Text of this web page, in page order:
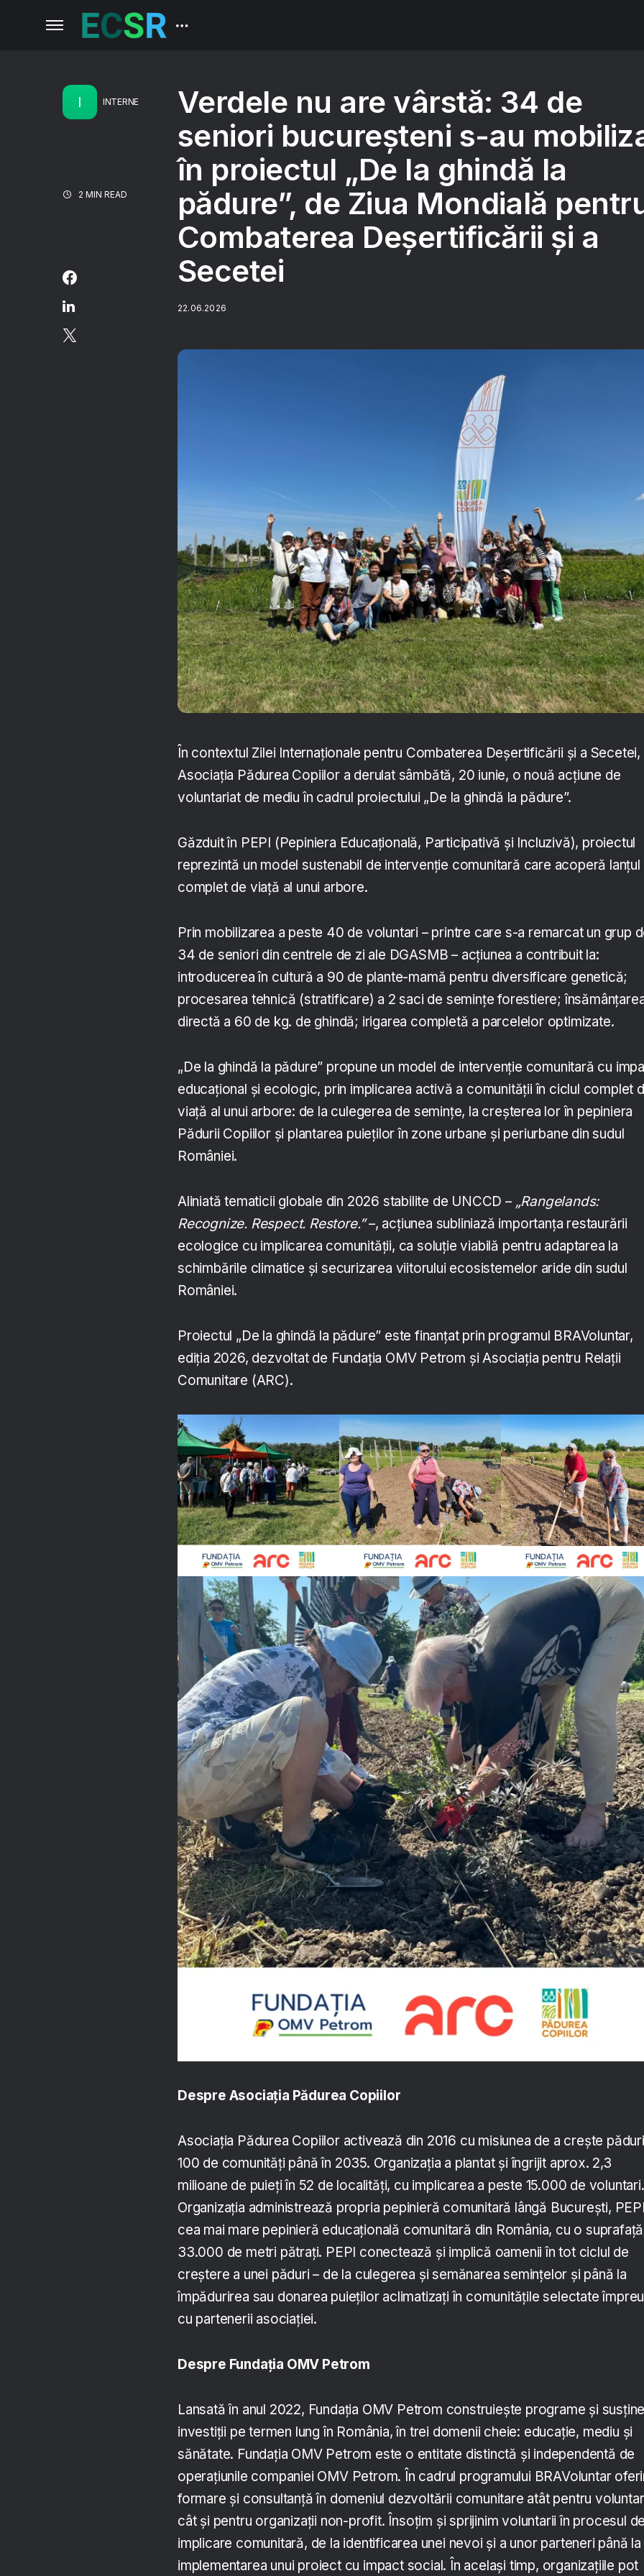
I INTERNE
2 MIN READ
Verdele nu are vârstă: 34 de
seniori bucureșteni s-au
în proiectul „De la ghindă la
pădure”, de Ziua Mondială
Combaterea Deșertificării și a
Secetei
22.06.2026
În contextul Zilei Internaționale pentru Combaterea Deșertificării și a Secetei,
Asociația Pădurea Copiilor a derulat sâmbătă, 20 iunie, o nouă acțiune de
voluntariat de mediu în cadrul proiectului „De la ghindă la pădure”.
Găzduit în PEPI (Pepiniera Educațională, Participativă și Incluzivă), proiectul
reprezintă un model sustenabil de intervenție comunitară care acoperă lanțul
complet de viață al unui arbore.
Prin mobilizarea a peste 40 de voluntari – printre care s-a remarcat un grup
34 de seniori din centrele de zi ale DGASMB – acțiunea a contribuit la:
introducerea în cultură a 90 de plante-mamă pentru diversificare genetică;
procesarea tehnică (stratificare) a 2 saci de semințe forestiere;
directă a 60 de kg. de ghindă; irigarea completă a parcelelor optimizate.
„De la ghindă la pădure” propune un model de intervenție comunitară cu
educațional și ecologic, prin implicarea activă a comunității în ciclul complet
viață al unui arbore: de la culegerea de semințe, la creșterea lor în pepiniera
Pădurii Copiilor și plantarea puieților în zone urbane și periurbane din sudul
României.
Aliniată tematicii globale din 2026 stabilite de UNCCD – „Rangelands:
Recognize. Respect. Restore.”–, acțiunea subliniază importanța restaurării
ecologice cu implicarea comunității, ca soluție viabilă pentru adaptarea la
schimbările climatice și securizarea viitorului ecosistemelor aride din sudul
României.
Proiectul „De la ghindă la pădure” este finanțat prin programul BRAVoluntar,
ediția 2026, dezvoltat de Fundația OMV Petrom și Asociația pentru Relații
Comunitare (ARC).
Despre Asociația Pădurea Copiilor
Asociația Pădurea Copiilor activează din 2016 cu misiunea de a crește
100 de comunități până în 2035. Organizația a plantat și îngrijit aprox. 2,3
milioane de puieți în 52 de localități, cu implicarea a peste 15.000 de voluntari.
Organizația administrează propria pepinieră comunitară lângă București,
cea mai mare pepinieră educațională comunitară din România, cu o
33.000 de metri pătrați. PEPI conectează și implică oamenii în tot ciclul de
creștere a unei păduri – de la culegerea și semănarea semințelor și până la
împădurirea sau donarea puieților aclimatizați în comunitățile selectate
cu partenerii asociației.
Despre Fundația OMV Petrom
Lansată în anul 2022, Fundația OMV Petrom construiește programe și
investiții pe termen lung în România, în trei domenii cheie: educație, mediu și
sănătate. Fundația OMV Petrom este o entitate distinctă și independentă de
operațiunile companiei OMV Petrom. În cadrul programului BRAVoluntar
formare și consultanță în domeniul dezvoltării comunitare atât pentru
cât și pentru organizații non-profit. Însoțim şi sprijinim voluntarii în procesul
implicare comunitară, de la identificarea unei nevoi şi a unor parteneri până la
implementarea unui proiect cu impact social. În același timp, organizațiile pot